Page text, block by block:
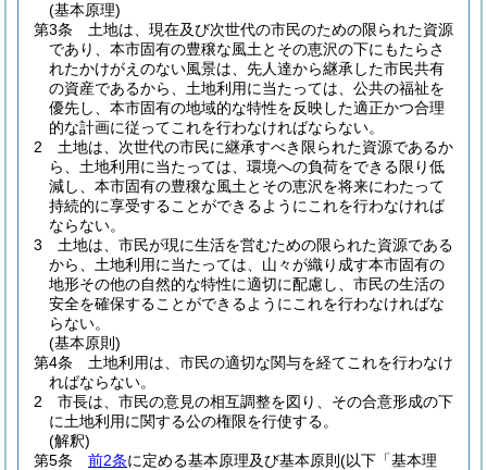
(基本原理)
第3条
土地は、現在及び次世代の市民のための限られた資源
であり、本市固有の豊穣な風土とその恵沢の下にもたらさ
れたかけがえのない風景は、先人達から継承した市民共有
の資産であるから、土地利用に当たっては、公共の福祉を
優先し、本市固有の地域的な特性を反映した適正かつ合理
的な計画に従ってこれを行わなければならない。
2
土地は、次世代の市民に継承すべき限られた資源であるか
ら、土地利用に当たっては、環境への負荷をできる限り低
減し、本市固有の豊穣な風土とその恵沢を将来にわたって
持続的に享受することができるようにこれを行わなければ
ならない。
3
土地は、市民が現に生活を営むための限られた資源である
から、土地利用に当たっては、山々が織り成す本市固有の
地形その他の自然的な特性に適切に配慮し、市民の生活の
安全を確保することができるようにこれを行わなければな
らない。
(基本原則)
第4条
土地利用は、市民の適切な関与を経てこれを行わなけ
ればならない。
2
市長は、市民の意見の相互調整を図り、その合意形成の下
に土地利用に関する公の権限を行使する。
(解釈)
第5条
前2条に定める基本原理及び基本原則 (以下「基本理